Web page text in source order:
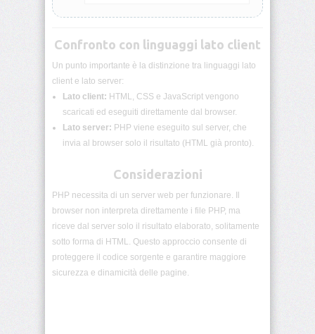
variabili
PHP:
Funzioni
PHP:
indicizzati
Array
PHP:
multidimensionali
Confronto con linguaggi lato client
Un punto importante è la distinzione tra linguaggi lato
client e lato server:
Lato client: HTML, CSS e JavaScript vengono
scaricati ed eseguiti direttamente dal browser.
Lato server: PHP viene eseguito sul server, che
invia al browser solo il risultato (HTML già pronto).
Considerazioni
PHP necessita di un server web per funzionare. Il
browser non interpreta direttamente i file PHP, ma
riceve dal server solo il risultato elaborato, solitamente
sotto forma di HTML. Questo approccio consente di
proteggere il codice sorgente e garantire maggiore
sicurezza e dinamicità delle pagine.